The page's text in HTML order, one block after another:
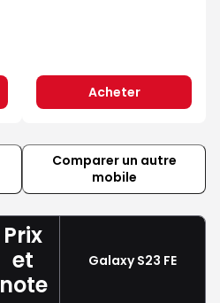
Acheter
Comparer un autre
mobile
Prix
et
note
Galaxy S23 FE